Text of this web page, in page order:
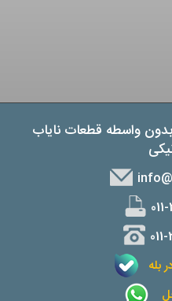
بدون واسطه قطعات نایاب
بله